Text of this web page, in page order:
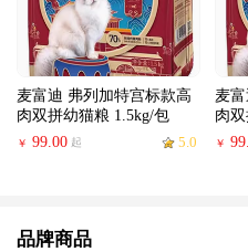
麦富迪 弗列加特宫标款高
肉双拼幼猫粮 1.5kg/包
￥ 99.00 起 5.0
麦
肉
￥
品牌商品